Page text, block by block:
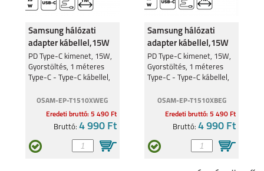
Samsung hálózati
adapter kábellel,15W
PD Type-C kimenet, 15W,
Gyorstöltés, 1 méteres
Type-C - Type-C kábellel,
OSAM-EP-T1510XWEG
Eredeti bruttó: 5 490 Ft
Bruttó: 4 990 Ft
Samsung hálózati
adapter kábellel,15W
Fekete
PD Type-C kimenet, 15W,
Gyorstöltés, 1 méteres
Type-C - Type-C kábellel,
OSAM-EP-T1510XBEG
Eredeti bruttó: 5 490 Ft
Bruttó:4 990 Ft